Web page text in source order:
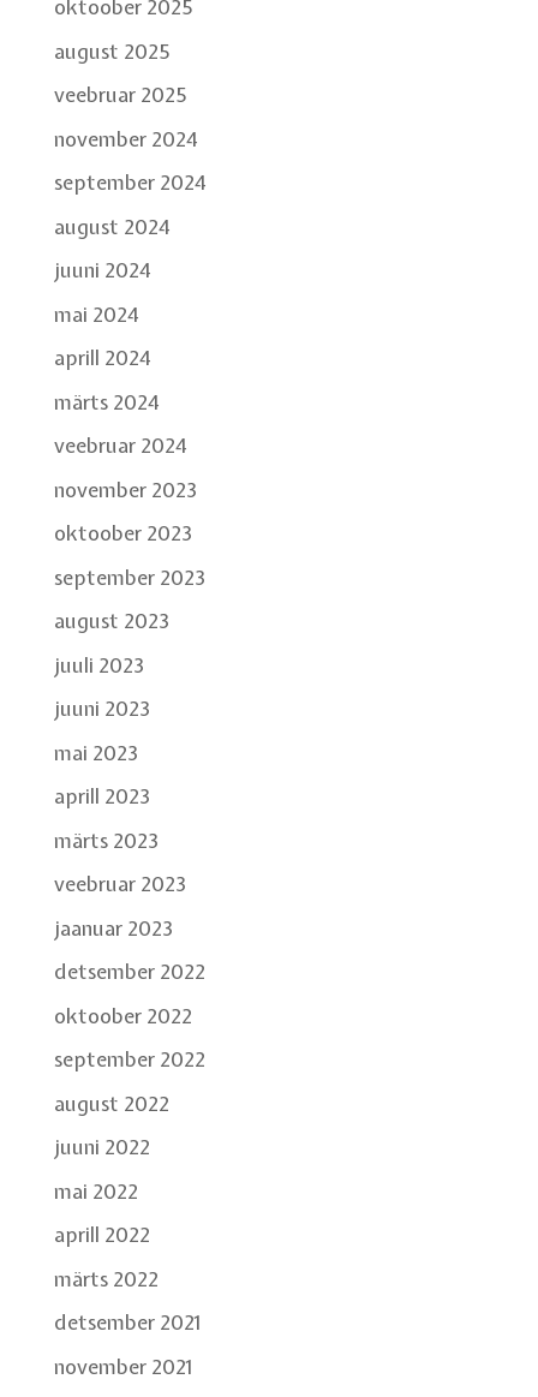
oktoober 2025
august 2025
veebruar 2025
november 2024
september 2024
august 2024
juuni 2024
mai 2024
aprill 2024
märts 2024
veebruar 2024
november 2023
oktoober 2023
september 2023
august 2023
juuli 2023
juuni 2023
mai 2023
aprill 2023
märts 2023
veebruar 2023
jaanuar 2023
detsember 2022
oktoober 2022
september 2022
august 2022
juuni 2022
mai 2022
aprill 2022
märts 2022
detsember 2021
november 2021